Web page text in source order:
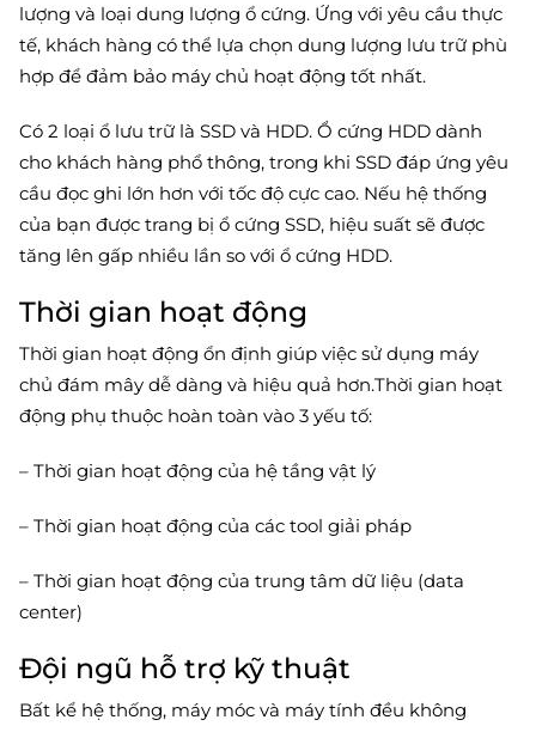
lượng và loại dung lượng ổ cứng. Ứng với yêu cầu thực
tế, khách hàng có thể lựa chọn dung lượng lưu trữ phù
hợp để đảm bảo máy chủ hoạt động tốt nhất.
Có 2 loại ổ lưu trữ là SSD và HDD. Ổ cứng HDD dành
cho khách hàng phổ thông, trong khi SSD đáp ứng yêu
cầu đọc ghi lớn hơn với tốc độ cực cao. Nếu hệ thống
của bạn được trang bị ổ cứng SSD, hiệu suất sẽ được
tăng lên gấp nhiều lần so với ổ cứng HDD.
Thời gian hoạt động
Thời gian hoạt động ổn định giúp việc sử dụng máy
chủ đám mây dễ dàng và hiệu quả hơn.Thời gian hoạt
động phụ thuộc hoàn toàn vào 3 yếu tố:
– Thời gian hoạt động của hệ tầng vật lý
– Thời gian hoạt động của các tool giải pháp
– Thời gian hoạt động của trung tâm dữ liệu (data
center)
Đội ngũ hỗ trợ kỹ thuật
Bất kể hệ thống, máy móc và máy tính đều không